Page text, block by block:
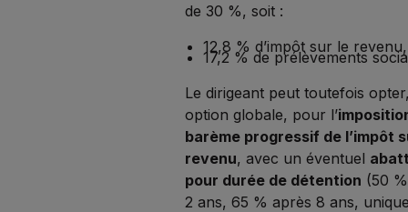
de 30 %, soit :
12,8 % d’impôt sur le revenu,
17,2 % de prélèvements
Le dirigeant peut toutefois
option globale, pour l’
barème progressif de l’impôt
revenu, avec un éventuel
pour durée de détention (50
2 ans, 65 % après 8 ans,